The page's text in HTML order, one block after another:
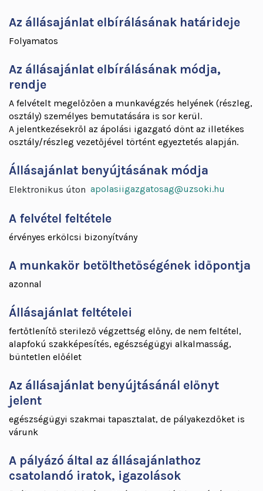
Az állásajánlat elbírálásának határideje
Folyamatos
Az állásajánlat elbírálásának módja,
rendje
A felvételt megelőzően a munkavégzés helyének (részleg,
osztály) személyes bemutatására is sor kerül.
A jelentkezésekről az ápolási igazgató dönt az illetékes
osztály/részleg vezetőjével történt egyeztetés alapján.
Állásajánlat benyújtásának módja
Elektronikus úton apolasiigazgatosag@uzsoki.hu
A felvétel feltétele
érvényes erkölcsi bizonyítvány
A munkakör betölthetőségének időpontja
azonnal
Állásajánlat feltételei
fertőtlenítő sterilező végzettség előny, de nem feltétel,
alapfokú szakképesítés, egészségügyi alkalmasság,
büntetlen előélet
Az állásajánlat benyújtásánál előnyt
jelent
egészségügyi szakmai tapasztalat, de pályakezdőket is
várunk
A pályázó által az állásajánlathoz
csatolandó iratok, igazolások